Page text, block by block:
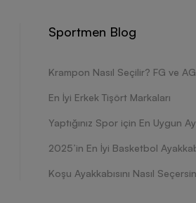
Sportmen Blog
En İyi Erkek Tişört Markaları
Yaptığınız Spor için En Uygun
2025’in En İyi Basketbol
Koşu Ayakkabısını Nasıl